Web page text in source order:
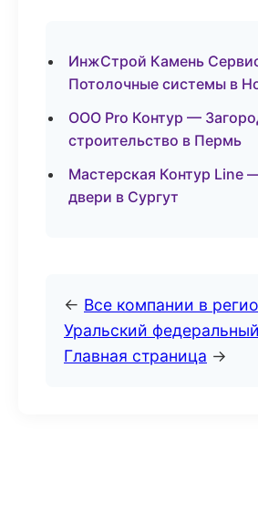
ИнжСтрой Камень
Потолочные системы в
ООО Pro Контур —
строительство в Пермь
Мастерская Контур Line
двери в Сургут
← Все компании в
Уральский
Главная страница →